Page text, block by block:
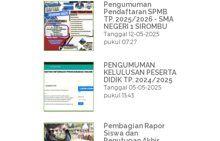
Pengumuman
Pendaftaran SPMB
TP. 2025/2026 - SMA
NEGERI 1 SIROMBU
Tanggal 12-05-2025
pukul 07:27
PENGUMUMAN
KELULUSAN PESERTA
DIDIK TP. 2024/2025
Tanggal 05-05-2025
pukul 13:43
Pembagian Rapor
Siswa dan